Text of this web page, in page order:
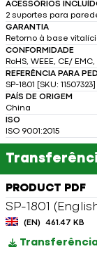
ACESSÓRIOS
2 suportes para
GARANTIA
Retorno à base
CONFORMIDADE
RoHS, WEEE, CE/
REFERÊNCIA PARA
SP-1801 [SKU: 11507323]
PAÍS DE ORIGEM
China
ISO
ISO 9001:2015
PRODUCT PDF
SP-1801
(EN) 461.47 KB